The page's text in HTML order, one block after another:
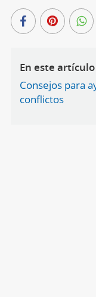
En este artículo
Consejos para
conflictos